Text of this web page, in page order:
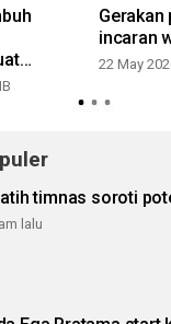
muda
Gerakan
incaran
22 May
timnas soroti
lalu